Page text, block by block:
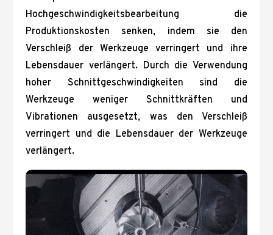
Hochgeschwindigkeitsbearbeitung die
Produktionskosten senken, indem sie den
Verschleiß der Werkzeuge verringert und ihre
Lebensdauer verlängert. Durch die Verwendung
hoher Schnittgeschwindigkeiten sind die
Werkzeuge weniger Schnittkräften und
Vibrationen ausgesetzt, was den Verschleiß
verringert und die Lebensdauer der Werkzeuge
verlängert.